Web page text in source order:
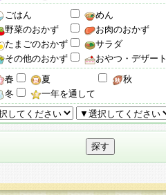
ごはん めん
野菜のおかず
お肉のおかず
たまごのおかず
サラダ
その他のおかず
おやつ・デザート
春 夏
秋
冬
一年を通して